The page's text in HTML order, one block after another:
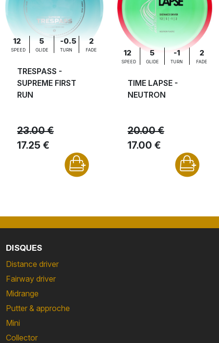
12
SPEED
5
GLIDE
-0.5
TURN
2
FADE
TRESPASS -
SUPREME FIRST
RUN
23.00 €
17.25 €
12
SPEED
5
GLIDE
-1
TURN
2
FADE
TIME LAPSE -
NEUTRON
20.00 €
17.00 €
DISQUES
Distance driver
Fairway driver
Midrange
Putter & approche
Mini
Collector